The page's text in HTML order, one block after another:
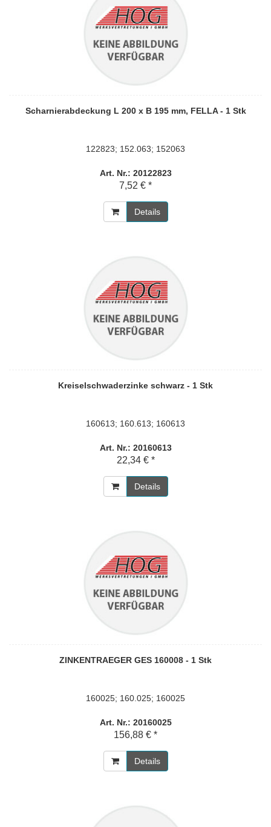
Scharnierabdeckung L 200 x B 195 mm, FELLA - 1 Stk
122823; 152.063; 152063
Art. Nr.: 20122823
7,52 € *
Details
Kreiselschwaderzinke schwarz - 1 Stk
160613; 160.613; 160613
Art. Nr.: 20160613
22,34 € *
Details
ZINKENTRAEGER GES 160008 - 1 Stk
160025; 160.025; 160025
Art. Nr.: 20160025
156,88 € *
Details